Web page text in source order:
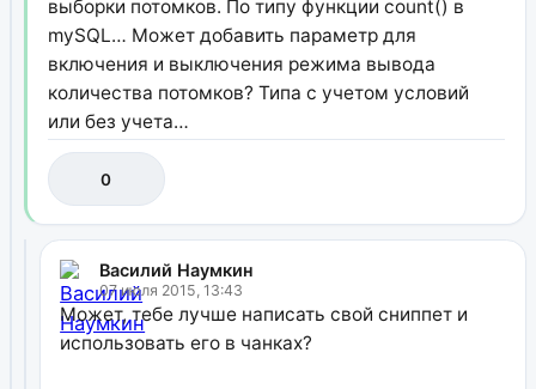
выборки потомков. По типу функции count() в
mySQL… Может добавить параметр для
включения и выключения режима вывода
количества потомков? Типа с учетом условий
или без учета…
0
Василий Наумкин
07 июля 2015, 13:43
Может, тебе лучше написать свой сниппет и
использовать его в чанках?